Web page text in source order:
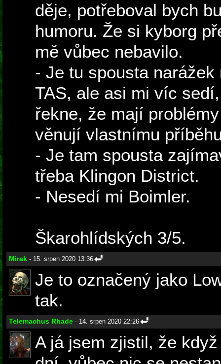
děje, potřeboval bych
humoru. Že si kyborg
mě vůbec nebavilo.
- Je tu spousta
TAS, ale asi mi víc
řekne, že mají
věnují vlastnímu
- Je tam spousta
třeba Klingon District.
- Nesedí mi Boimler.
Škarohlídských 3/5.
Mirak - 15. srpen 2020 13:36
Je to označený jako
tak.
Telemachus Rhade - 14. srpen 2020 22:26
A já jsem zjistil, že